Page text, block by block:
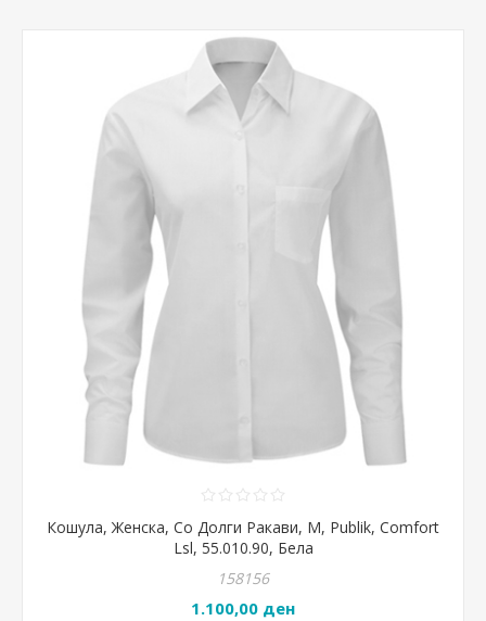
Кошула, Женска, Со Долги Ракави, М, Publik, Comfort
Lsl, 55.010.90, Бела
158156
1.100,00 ден